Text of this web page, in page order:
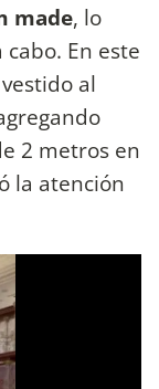
made, lo
En este
al
2 metros en
la atención